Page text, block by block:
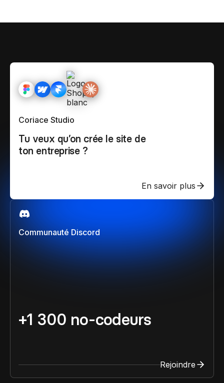
Communauté Discord
+1 300 no-codeurs
Rejoindre
Coriace Studio
Tu veux qu’on crée le site de
ton entreprise ?
En savoir plus